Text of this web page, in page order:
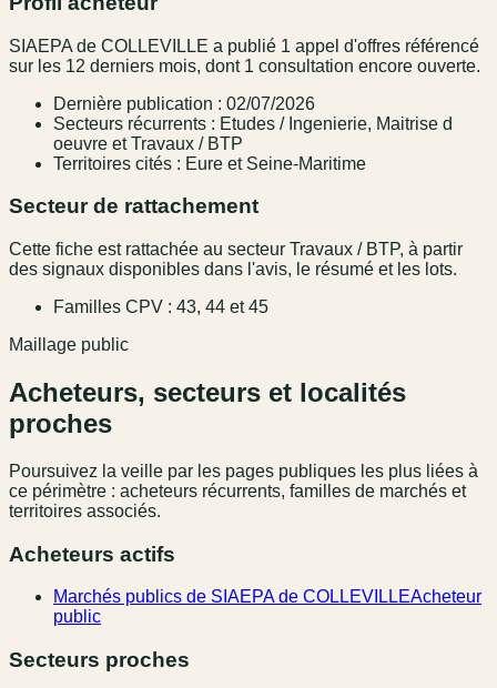
SIAEPA de COLLEVILLE a publié 1 appel d'offres référencé
sur les 12 derniers mois, dont 1 consultation encore ouverte.
Dernière publication : 02/07/2026
Secteurs récurrents : Etudes / Ingenierie, Maitrise d
oeuvre et Travaux / BTP
Territoires cités : Eure et Seine-Maritime
Secteur de rattachement
Cette fiche est rattachée au secteur Travaux / BTP, à partir
des signaux disponibles dans l'avis, le résumé et les lots.
Familles CPV : 43, 44 et 45
Maillage public
Acheteurs, secteurs et localités
proches
Poursuivez la veille par les pages publiques les plus liées à
ce périmètre : acheteurs récurrents, familles de marchés et
territoires associés.
Acheteurs actifs
Marchés publics de SIAEPA de COLLEVILLEAcheteur
public
Secteurs proches